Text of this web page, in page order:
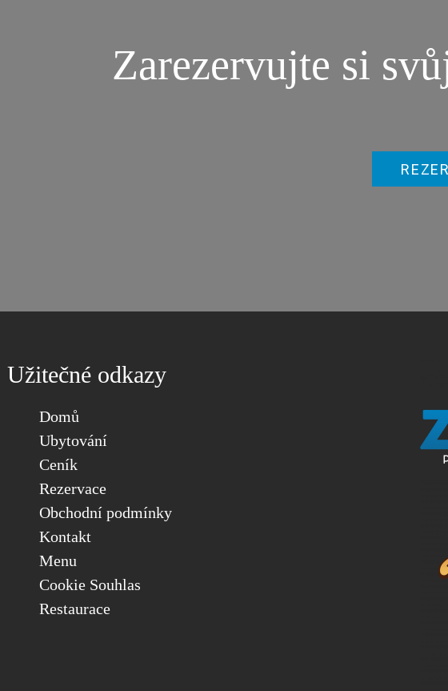
Zarezervujte si
Užitečné odkazy
Domů
Ubytování
Ceník
Rezervace
Obchodní podmínky
Kontakt
Menu
Cookie Souhlas
Restaurace